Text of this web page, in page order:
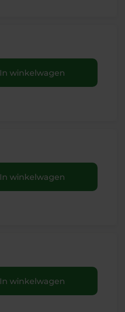
In winkelwagen
In winkelwagen
In winkelwagen